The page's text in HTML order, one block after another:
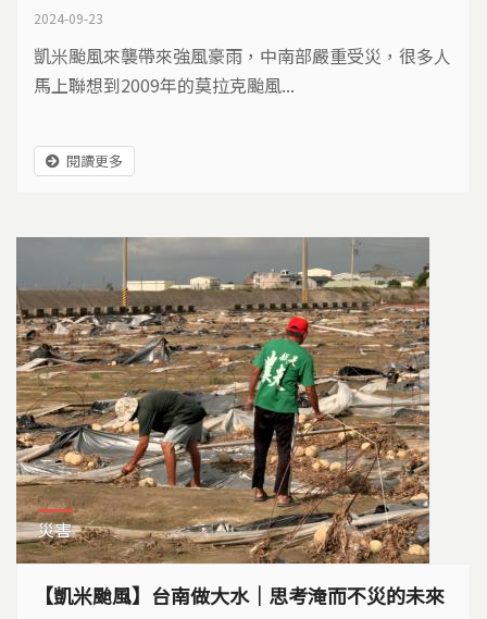
2024-09-23
凱米颱風來襲帶來強風豪雨，中南部嚴重受災，很多人
馬上聯想到2009年的莫拉克颱風...
閱讀更多
災害
【凱米颱風】台南做大水｜思考淹而不災的未來